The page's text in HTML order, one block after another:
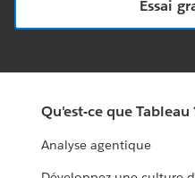
Essai
Qu'est-ce que Tableau
Analyse agentique